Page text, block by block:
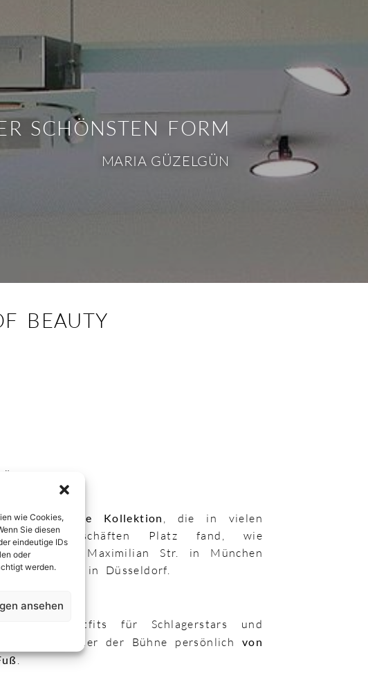
wie Cookies,
Sie diesen
eindeutige IDs
oder
werden.
ansehen
SCHÖNSTEN FORM
MARIA GÜZELGÜN
BEAUTY
ihreeigene Kollektion
, die in vielen
Modegeschäften Platz fand, wie
auf der Maximilian Str. in München
Königsallee in Düsseldorf.
Bühnenoutfits für Schlagerstars und
hinter der Bühne persönlich von
.